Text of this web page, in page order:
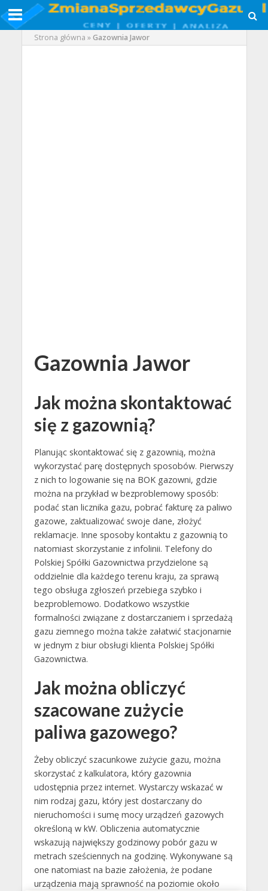
Strona główna »Gazownia Jawor
Gazownia Jawor
Jak można skontaktować
się z gazownią?
Planując skontaktować się z gazownią, można
wykorzystać parę dostępnych sposobów. Pierwszy
z nich to logowanie się na BOK gazowni, gdzie
można na przykład w bezproblemowy sposób:
podać stan licznika gazu, pobrać fakturę za paliwo
gazowe, zaktualizować swoje dane, złożyć
reklamacje. Inne sposoby kontaktu z gazownią to
natomiast skorzystanie z infolinii. Telefony do
Polskiej Spółki Gazownictwa przydzielone są
oddzielnie dla każdego terenu kraju, za sprawą
tego obsługa zgłoszeń przebiega szybko i
bezproblemowo. Dodatkowo wszystkie
formalności związane z dostarczaniem i sprzedażą
gazu ziemnego można także załatwić stacjonarnie
w jednym z biur obsługi klienta Polskiej Spółki
Gazownictwa.
Jak można obliczyć
szacowane zużycie
paliwa gazowego?
Żeby obliczyć szacunkowe zużycie gazu, można
skorzystać z kalkulatora, który gazownia
udostępnia przez internet. Wystarczy wskazać w
nim rodzaj gazu, który jest dostarczany do
nieruchomości i sumę mocy urządzeń gazowych
określoną w kW. Obliczenia automatycznie
wskazują największy godzinowy pobór gazu w
metrach sześciennych na godzinę. Wykonywane są
one natomiast na bazie założenia, że podane
urządzenia mają sprawność na poziomie około